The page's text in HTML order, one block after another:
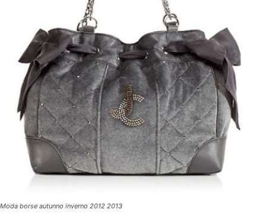
Moda borse autunno inverno 2012 2013